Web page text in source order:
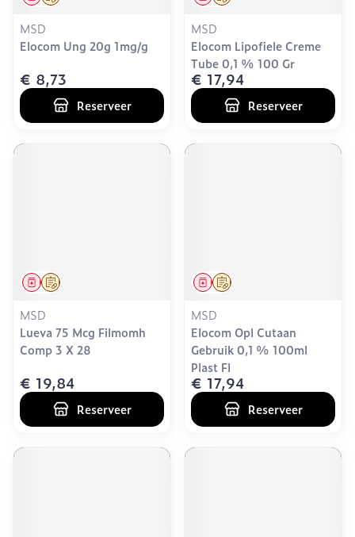
MSD
Elocom Ung 20g 1mg/g
€ 8,73
Reserveer
MSD
Elocom Lipofiele Creme
Tube 0,1 % 100 Gr
€ 17,94
Reserveer
Op voorschrift
Geneesmiddel
MSD
Lueva 75 Mcg Filmomh
Comp 3 X 28
€ 19,84
Reserveer
Op voorschrift
Geneesmiddel
MSD
Elocom Opl Cutaan
Gebruik 0,1 % 100ml
Plast Fl
€ 17,94
Reserveer